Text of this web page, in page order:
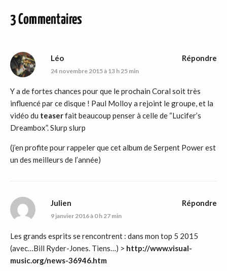
3 Commentaires
Léo
24 novembre 2015 à 13 h 25 min
Y a de fortes chances pour que le prochain Coral soit très
influencé par ce disque ! Paul Molloy a rejoint le groupe, et la
vidéo du teaserfait beaucoup penser à celle de “Lucifer’s
Dreambox”. Slurp slurp
(j’en profite pour rappeler que cet album de Serpent Power est
un des meilleurs de l’année)
Répondre
Julien
9 janvier 2016 à 0 h 27 min
Les grands esprits se rencontrent : dans mon top 5 2015
(avec…Bill Ryder-Jones. Tiens…) > http://www.visual-
music.org/news-36946.htm
Répondre